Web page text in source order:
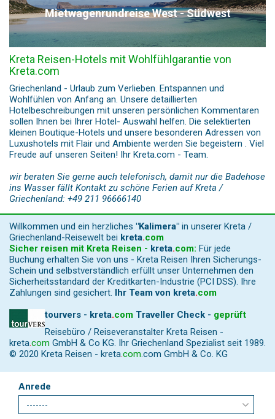
Mietwagenrundreise West - Südwest
Kreta Reisen-Hotels mit Wohlfühlgarantie von
Kreta.com
Griechenland - Urlaub zum Verlieben. Entspannen und
Wohlfühlen von Anfang an. Unsere detaillierten
Hotelbeschreibungen mit unseren persönlichen Kommentaren
sollen Ihnen bei Ihrer Hotel- Auswahl helfen. Die selektierten
kleinen Boutique-Hotels und unsere besonderen Adressen von
Luxushotels mit Flair und Ambiente werden Sie begeistern . Viel
Freude auf unseren Seiten! Ihr Kreta.com - Team.
wir beraten Sie gerne auch telefonisch, damit nur die Badehose
ins Wasser fällt Kontakt zu schöne Ferien auf Kreta /
Griechenland: +49 211 96666140
Willkommen und ein herzliches "Kalimera" in unserer Kreta /
Griechenland-Reisewelt bei kreta.com
Sicher reisen mit Kreta Reisen - kreta.com: Für jede
Buchung erhalten Sie von uns - Kreta Reisen Ihren Sicherungs-
Schein und selbstverständlich erfüllt unser Unternehmen den
Sicherheitsstandard der Kreditkarten-Industrie (PCI DSS). Ihre
Zahlungen sind gesichert. Ihr Team von kreta.com
tourvers - kreta.com Traveller Check - geprüft
Reisebüro / Reiseveranstalter Kreta Reisen -
kreta.com GmbH & Co KG. Ihr Griechenland Spezialist seit 1989.
© 2020 Kreta Reisen - kreta.com.com GmbH & Co. KG
Anrede